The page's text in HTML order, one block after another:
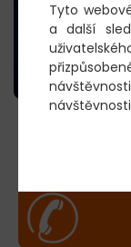
Tyto
a další